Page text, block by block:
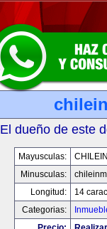
El dueño de este
Mayusculas:
Minusculas:
Longitud:
14
Categorias: